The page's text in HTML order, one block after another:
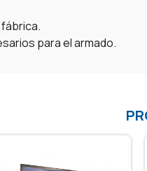
para el armado.